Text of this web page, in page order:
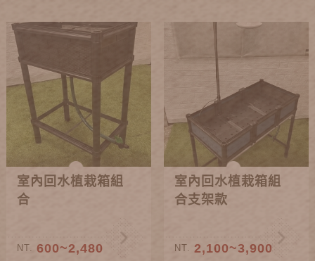
室內回水植栽箱組
合
NT. 600~2,480
室內回水植栽箱組
合支架款
NT. 2,100~3,900